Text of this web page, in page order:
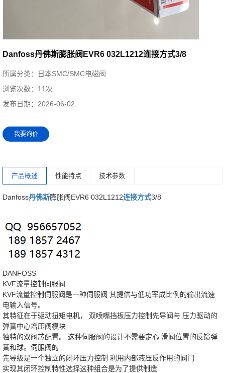
Danfoss丹佛斯膨胀阀EVR6 032L1212连接方式3/8
所属分类：
日本SMC/SMC电磁阀
浏览次数： 11次
发布日期： 2026-06-02
我要询价
产品概述 性能特点 技术参数
Danfoss丹佛斯膨胀阀EVR6 032L1212连接方式3/8
DANFOSS
KVF流量控制伺服阀
KVF流量控制伺服阀是一种伺服阀 其提供与低功率成比例的输出流速
电输入信号。
其特征在于驱动扭矩电机， 双喷嘴挡板压力控制先导阀与 压力驱动的
弹簧中心增压阀模块
独特的双阀芯配置。 这种伺服阀的设计不需要定心 滑阀位置的反馈弹
簧和球。伺服阀的
先导级是一个独立的闭环压力控制 利用内部液压反作用的阀门
实现其闭环控制特性选择这种组合是为了提供制造